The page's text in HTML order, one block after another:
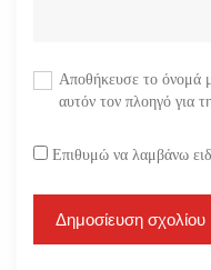
Αποθήκευσε το όνομά
αυτόν τον πλοηγό για
Επιθυμώ να λαμβάνω